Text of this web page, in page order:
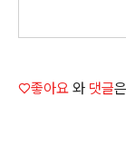
♡좋아요 와 댓글